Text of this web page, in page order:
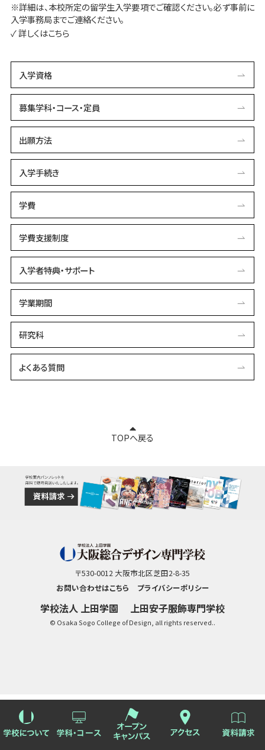
※詳細は、本校所定の留学生入学要項でご確認ください。必ず事前に
入学事務局までご連絡ください。
✓ 詳しくはこちら
入学資格
募集学科・コース・定員
出願方法
入学手続き
学費
学費支援制度
入学者特典・サポート
学業期間
研究科
よくある質問
TOPへ戻る
〒530-0012 大阪市北区芝田2-8-35
お問い合わせはこちら
プライバシーポリシー
学校法人 上田学園 上田安子服飾専門学校
© Osaka Sogo College of Design, all rights reserved..